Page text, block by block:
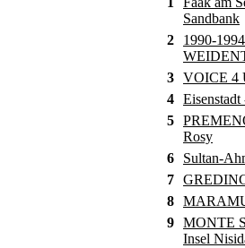
Sandbank
2
1990-
3 VOICE 4
4
5
Rosy
6
Sultan-
7
8
9 MONTE
Insel